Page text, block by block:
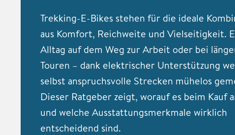
Trekking-E-Bikes stehen für die ideale
aus Komfort, Reichweite und Vielseitigkeit.
Alltag auf dem Weg zur Arbeit oder bei
Touren – dank elektrischer Unterstützung
selbst anspruchsvolle Strecken mühelos
Dieser Ratgeber zeigt, worauf es beim Kauf
und welche Ausstattungsmerkmale wirklich
entscheidend sind.